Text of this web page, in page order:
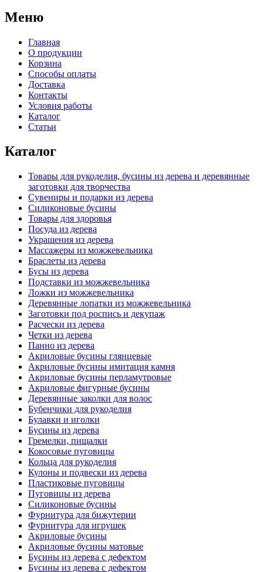
Меню
Главная
О продукции
Корзина
Способы оплаты
Доставка
Контакты
Условия работы
Каталог
Статьи
Каталог
Товары для рукоделия, бусины из дерева и деревянные
заготовки для творчества
Сувениры и подарки из дерева
Силиконовые бусины
Товары для здоровья
Посуда из дерева
Украшения из дерева
Массажеры из можжевельника
Браслеты из дерева
Бусы из дерева
Подставки из можжевельника
Ложки из можжевельника
Деревянные лопатки из можжевельника
Заготовки под роспись и декупаж
Расчески из дерева
Четки из дерева
Панно из дерева
Акриловые бусины глянцевые
Акриловые бусины имитация камня
Акриловые бусины перламутровые
Акриловые фигурные бусины
Деревянные заколки для волос
Бубенчики для рукоделия
Булавки и иголки
Бусины из дерева
Гремелки, пищалки
Кокосовые пуговицы
Кольца для рукоделия
Кулоны и подвески из дерева
Пластиковые пуговицы
Пуговицы из дерева
Силиконовые бусины
Фурнитура для бижутерии
Фурнитура для игрушек
Акриловые бусины
Акриловые бусины матовые
Бусины из дерева с дефектом
Бусины из дерева с дефектом